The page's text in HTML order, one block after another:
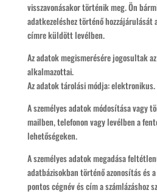
visszavonásakor történik meg. Ön
adatkezeléshez történő
címre küldött levélben.
Az adatok megismerésére jogosultak
alkalmazottai.
Az adatok tárolási módja: elektronikus.
A személyes adatok módosítása vagy
mailben, telefonon vagy levélben a
lehetőségeken.
A személyes adatok megadása
adatbázisokban történő azonosítás és
pontos cégnév és cím a számlázáshoz